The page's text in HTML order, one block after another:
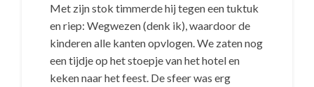
Met zijn stok timmerde hij tegen een tuktuk
en riep: Wegwezen (denk ik), waardoor de
kinderen alle kanten opvlogen. We zaten nog
een tijdje op het stoepje van het hotel en
keken naar het feest. De sfeer was erg